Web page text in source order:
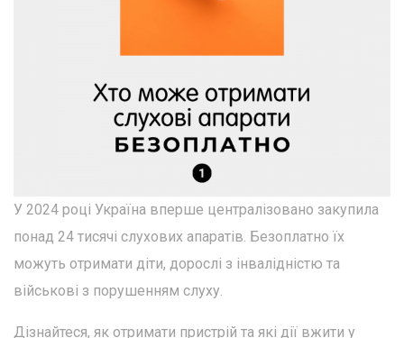
У 2024 році Україна вперше централізовано закупила
понад 24 тисячі слухових апаратів. Безоплатно їх
можуть отримати діти, дорослі з інвалідністю та
військові з порушенням слуху.
Дізнайтеся, як отримати пристрій та які дії вжити у